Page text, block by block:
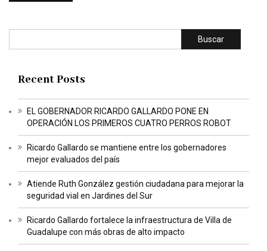
Buscar
Recent Posts
EL GOBERNADOR RICARDO GALLARDO PONE EN
OPERACIÓN LOS PRIMEROS CUATRO PERROS ROBOT
Ricardo Gallardo se mantiene entre los gobernadores
mejor evaluados del país
Atiende Ruth González gestión ciudadana para mejorar la
seguridad vial en Jardines del Sur
Ricardo Gallardo fortalece la infraestructura de Villa de
Guadalupe con más obras de alto impacto